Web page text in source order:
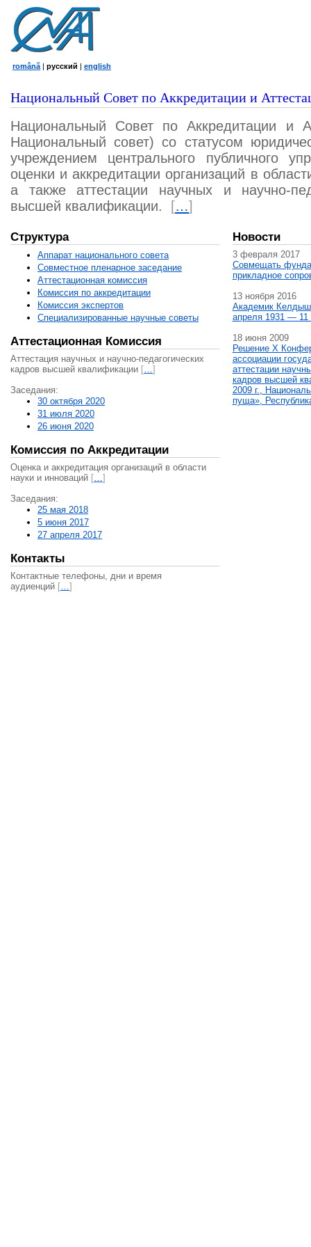
română | русский | english
Национальный Совет по Аккредитации и
Национальный Совет по Аккредитации и
Национальный совет) со статусом
учреждением центрального публичного
оценки и аккредитации организаций в
а также аттестации научных и научно-
высшей квалификации.
[…]
Структура
Аппарат национального совета
Совместное пленарное заседание
Аттестационная комисcия
Комиссия по аккредитации
Комиссия экспертов
Специализированные научные советы
Аттестационная Комиссия
Аттестация научных и научно-педагогических
кадров высшей квалификации […]
Заседания:
30 октября 2020
31 июля 2020
26 июня 2020
Комиссия по Аккредитации
Оценка и аккредитация организаций в области
науки и инноваций […]
Заседания:
25 мая 2018
5 июня 2017
27 апреля 2017
Контакты
Контактные телефоны, дни и время
аудиенций […]
Новости
3 февраля 2017
Совмещать
прикладное
13 ноября 2016
Академик
апреля 1931 — 11
18 июня 2009
Решение X
ассоциации
аттестации
кадров высшей
2009 г.,
пуща»,